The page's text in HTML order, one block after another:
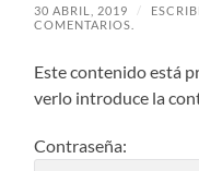
30 ABRIL, 2019 /
COMENTARIOS.
Este contenido está
verlo introduce la
Contraseña: